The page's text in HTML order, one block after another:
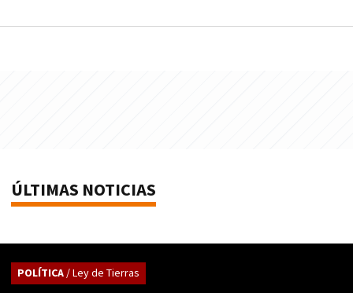
ÚLTIMAS NOTICIAS
POLÍTICA/ Ley de Tierras